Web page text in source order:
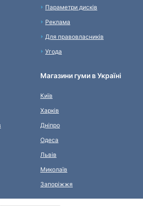
Параметри дисків
Реклама
Для правовласників
Угода
Магазини гуми в Україні
Київ
Харків
Дніпро
Одеса
Львів
Миколаїв
Запоріжжя